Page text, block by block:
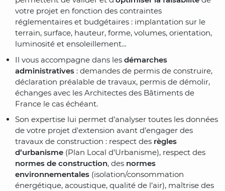
votre projet en fonction des contraintes
réglementaires et budgétaires : implantation sur le
terrain, surface, hauteur, forme, volumes, orientation,
luminosité et ensoleillement…
Il vous accompagne dans les démarches
administratives : demandes de permis de construire,
déclaration préalable de travaux, permis de démolir,
échanges avec les Architectes des Bâtiments de
France le cas échéant.
Son expertise lui permet d’analyser toutes les données
de votre projet d'extension avant d’engager des
travaux de construction : respect des règles
d’urbanisme (Plan Local d’Urbanisme), respect des
normes de construction, des normes
environnementales (isolation/consommation
énergétique, acoustique, qualité de l’air), maîtrise des